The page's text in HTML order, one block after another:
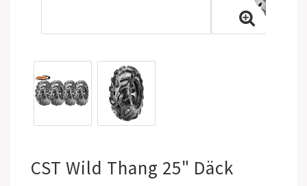
CST Wild Thang 25" Däck